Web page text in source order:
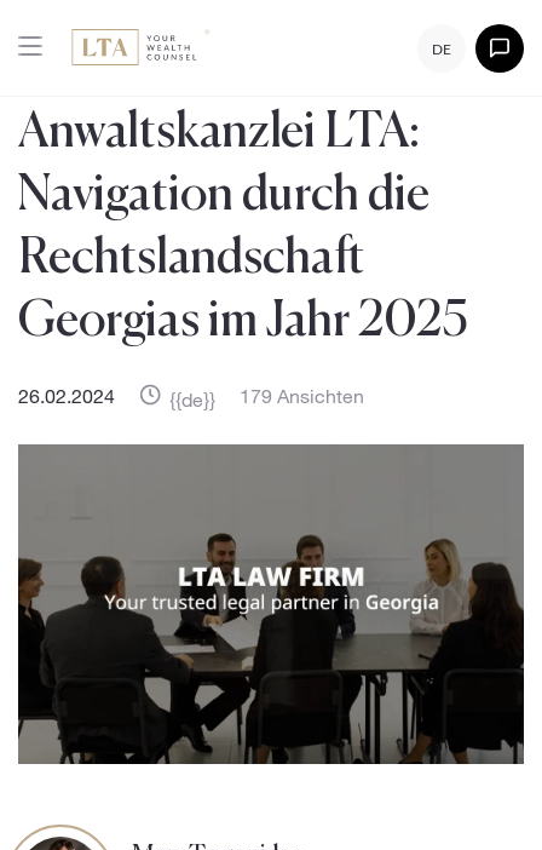
DE
Anwaltskanzlei LTA:
Navigation durch die
Rechtslandschaft
Georgias im Jahr 2025
26.02.2024 {{de}} 179 Ansichten